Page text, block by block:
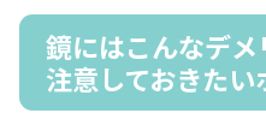
鏡にはこんなデ
注意しておきたい